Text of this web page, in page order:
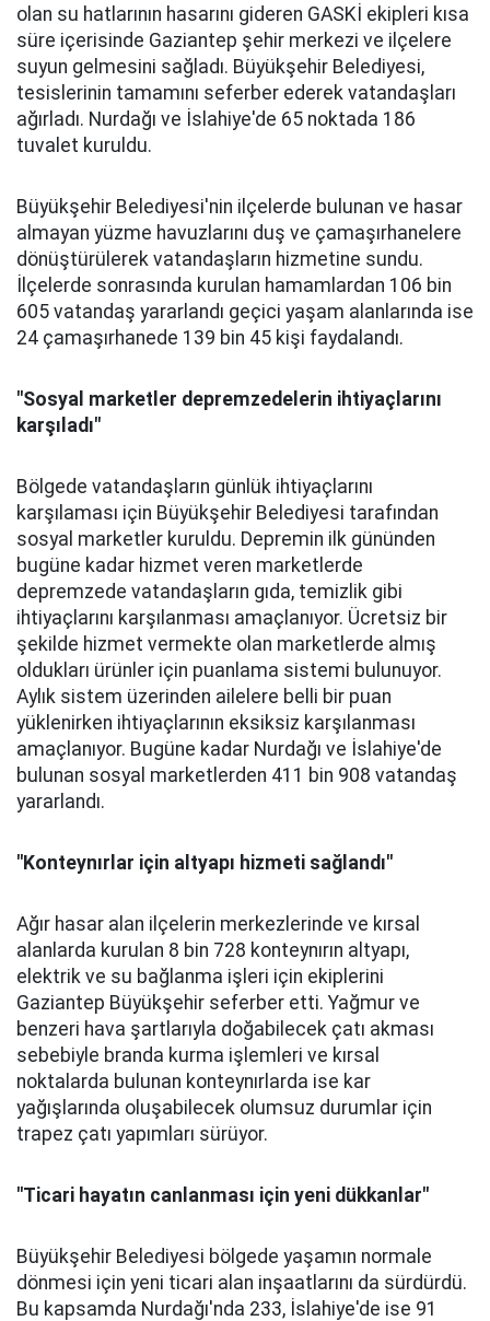
olan su hatlarının hasarını gideren GASKİ ekipleri kısa
süre içerisinde Gaziantep şehir merkezi ve ilçelere
suyun gelmesini sağladı. Büyükşehir Belediyesi,
tesislerinin tamamını seferber ederek vatandaşları
ağırladı. Nurdağı ve İslahiye'de 65 noktada 186
tuvalet kuruldu.
Büyükşehir Belediyesi'nin ilçelerde bulunan ve hasar
almayan yüzme havuzlarını duş ve çamaşırhanelere
dönüştürülerek vatandaşların hizmetine sundu.
İlçelerde sonrasında kurulan hamamlardan 106 bin
605 vatandaş yararlandı geçici yaşam alanlarında ise
24 çamaşırhanede 139 bin 45 kişi faydalandı.
"Sosyal marketler depremzedelerin ihtiyaçlarını
karşıladı"
Bölgede vatandaşların günlük ihtiyaçlarını
karşılaması için Büyükşehir Belediyesi tarafından
sosyal marketler kuruldu. Depremin ilk gününden
bugüne kadar hizmet veren marketlerde
depremzede vatandaşların gıda, temizlik gibi
ihtiyaçlarını karşılanması amaçlanıyor. Ücretsiz bir
şekilde hizmet vermekte olan marketlerde almış
oldukları ürünler için puanlama sistemi bulunuyor.
Aylık sistem üzerinden ailelere belli bir puan
yüklenirken ihtiyaçlarının eksiksiz karşılanması
amaçlanıyor. Bugüne kadar Nurdağı ve İslahiye'de
bulunan sosyal marketlerden 411 bin 908 vatandaş
yararlandı.
"Konteynırlar için altyapı hizmeti sağlandı"
Ağır hasar alan ilçelerin merkezlerinde ve kırsal
alanlarda kurulan 8 bin 728 konteynırın altyapı,
elektrik ve su bağlanma işleri için ekiplerini
Gaziantep Büyükşehir seferber etti. Yağmur ve
benzeri hava şartlarıyla doğabilecek çatı akması
sebebiyle branda kurma işlemleri ve kırsal
noktalarda bulunan konteynırlarda ise kar
yağışlarında oluşabilecek olumsuz durumlar için
trapez çatı yapımları sürüyor.
"Ticari hayatın canlanması için yeni dükkanlar"
Büyükşehir Belediyesi bölgede yaşamın normale
dönmesi için yeni ticari alan inşaatlarını da sürdürdü.
Bu kapsamda Nurdağı'nda 233, İslahiye'de ise 91